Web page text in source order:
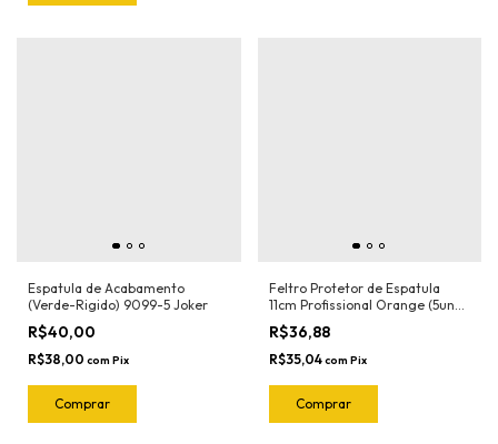
Espatula de Acabamento
(Verde-Rigido) 9099-5 Joker
R$40,00
R$38,00 com Pix
Feltro Protetor de Espatula
11cm Profissional Orange (5und)
1018.O Joker
R$36,88
R$35,04com Pix